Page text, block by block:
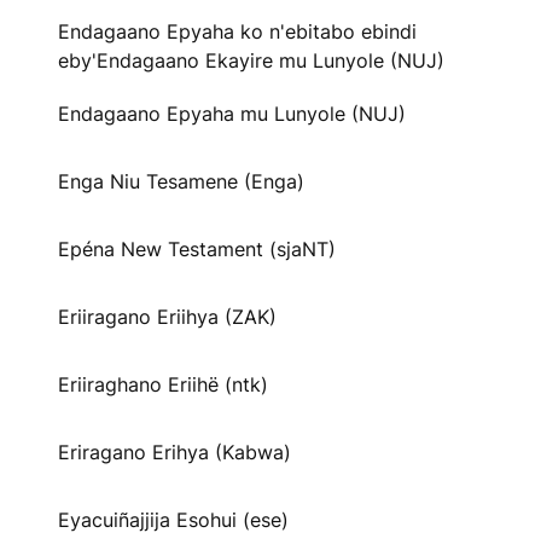
Endagaano Epyaha ko n'ebitabo ebindi
eby'Endagaano Ekayire mu Lunyole (NUJ)
Endagaano Epyaha mu Lunyole (NUJ)
Enga Niu Tesamene (Enga)
Epéna New Testament (sjaNT)
Eriiragano Eriihya (ZAK)
Eriiraghano Eriihë (ntk)
Eriragano Erihya (Kabwa)
Eyacuiñajjija Esohui (ese)